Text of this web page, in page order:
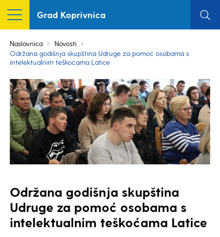
Grad Koprivnica
Naslovnica
Novosti
Održana godišnja skupština Udruge za pomoć osobama s
intelektualnim teškoćama Latice
Održana godišnja skupština
Udruge za pomoć osobama s
intelektualnim teškoćama Latice